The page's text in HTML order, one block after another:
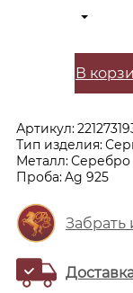
В
Артикул:
Тип изделия:
Металл:Серебро
Проба:Ag 925
Забрать